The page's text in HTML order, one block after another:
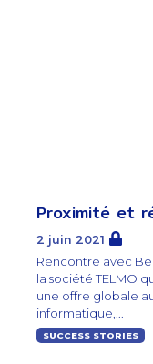
Proximité et
2 juin 2021
Rencontre avec
la société TELMO
une offre globale
informatique,...
SUCCESS STORIES